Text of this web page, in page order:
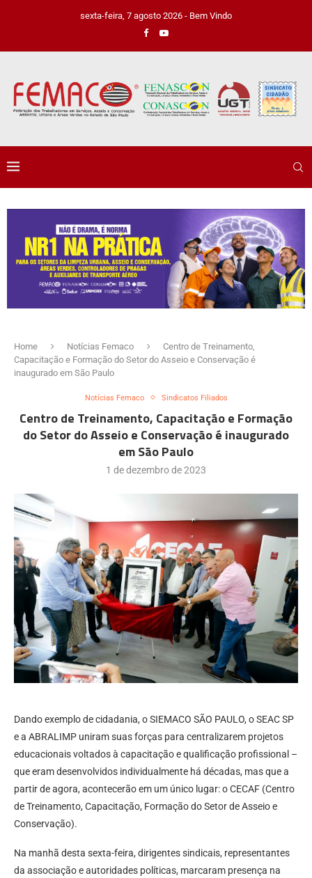
sexta-feira, 7 agosto 2026 - Bem Vindo
Home Notícias Femaco
Centro de Treinamento,
Capacitação e Formação do Setor do Asseio e Conservação é
inaugurado em São Paulo
Notícias Femaco Sindicatos Filiados
Centro de Treinamento, Capacitação e Formação
do Setor do Asseio e Conservação é inaugurado
em São Paulo
1 de dezembro de 2023
Dando exemplo de cidadania, o SIEMACO SÃO PAULO, o SEAC SP
e a ABRALIMP uniram suas forças para centralizarem projetos
educacionais voltados à capacitação e qualificação profissional –
que eram desenvolvidos individualmente há décadas, mas que a
partir de agora, acontecerão em um único lugar: o CECAF (Centro
de Treinamento, Capacitação, Formação do Setor de Asseio e
Conservação).
Na manhã desta sexta-feira, dirigentes sindicais, representantes
da associação e autoridades políticas, marcaram presença na